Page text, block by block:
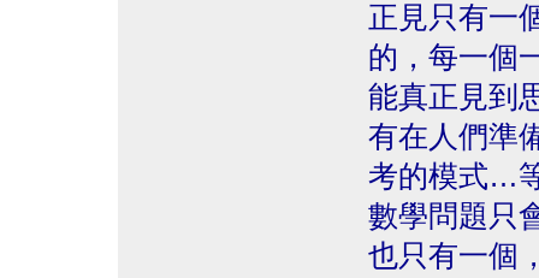
正見只有一
的，每一個
能真正見到
有在人們準
考的模式…
數學問題只
也只有一個